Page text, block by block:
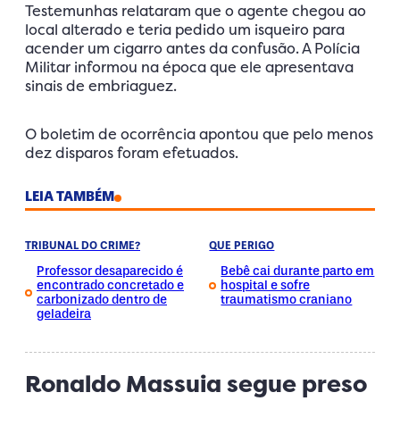
Testemunhas relataram que o agente chegou ao
local alterado e teria pedido um isqueiro para
acender um cigarro antes da confusão. A Polícia
Militar informou na época que ele apresentava
sinais de embriaguez.
O boletim de ocorrência apontou que pelo menos
dez disparos foram efetuados.
LEIA TAMBÉM
TRIBUNAL DO CRIME?
Professor desaparecido é
encontrado concretado e
carbonizado dentro de
geladeira
QUE PERIGO
Bebê cai durante parto em
hospital e sofre
traumatismo craniano
Ronaldo Massuia segue preso